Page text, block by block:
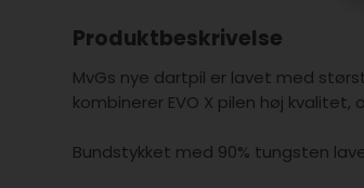
Produktbeskrivelse
MvGs nye dartpil er lavet med
kombinerer EVO X pilen høj
Bundstykket med 90% tungsten